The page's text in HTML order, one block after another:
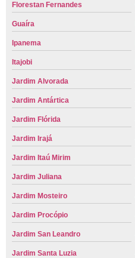
Florestan Fernandes
Guaíra
Ipanema
Itajobi
Jardim Alvorada
Jardim Antártica
Jardim Flórida
Jardim Irajá
Jardim Itaú Mirim
Jardim Juliana
Jardim Mosteiro
Jardim Procópio
Jardim San Leandro
Jardim Santa Luzia